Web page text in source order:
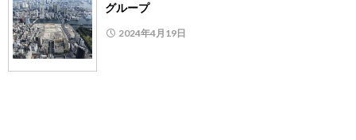
グループ
2024年4月19日